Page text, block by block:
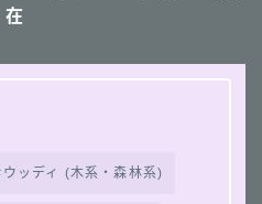
在
ウッディ (木系・森林系)